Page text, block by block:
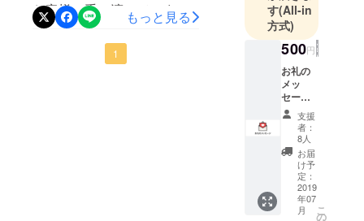
お客様の手に渡っていま
す！第2弾の商品も予定通
り、今月に発注できそうで
もっと見る
1
す(All-in
方式)
500円
お礼の
メッ
セージ
をメー
ルにて
お送り
いたし
ます！
支援
者：
8人
お届
け予
定：
2019
年07
月
こ
の